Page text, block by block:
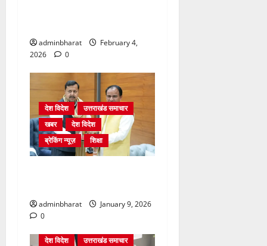
adminbharat
February 4,
2026
0
देश विदेश
उत्तराखंड समाचार
खबर
देश विदेश
ब्रेकिंग न्यूज़
शिक्षा
adminbharat
January 9, 2026
0
देश विदेश
उत्तराखंड समाचार